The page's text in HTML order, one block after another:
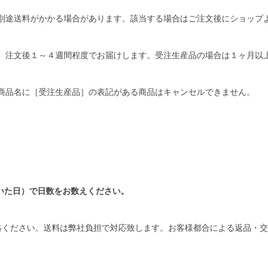
送料がかかる場合があります。該当する場合はご注文後にショップ
文後１～４週間程度でお届けします。受注生産品の場合は１ヶ月以
名に［受注生産品］の表記がある商品はキャンセルできません。
日）で日数をお数えください。
ださい。送料は弊社負担で対応致します。お客様都合による返品・交